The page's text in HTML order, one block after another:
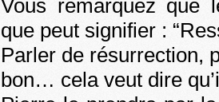
Vous remarquez que
que peut signifier :
Parler de résurrection,
bon… cela veut dire